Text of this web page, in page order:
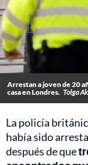
Arrestan a joven de 20
casa en Londres. Tolga
La policía
había sido
después de que